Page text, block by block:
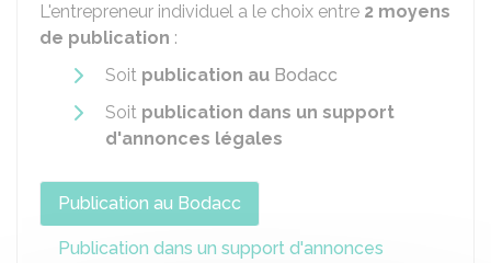
L'entrepreneur individuel a le choix entre 2 moyens
de publication :
Soit publication au Bodacc
Soit publication dans un support
d'annonces légales
Publication au Bodacc
Publication dans un support d'annonces